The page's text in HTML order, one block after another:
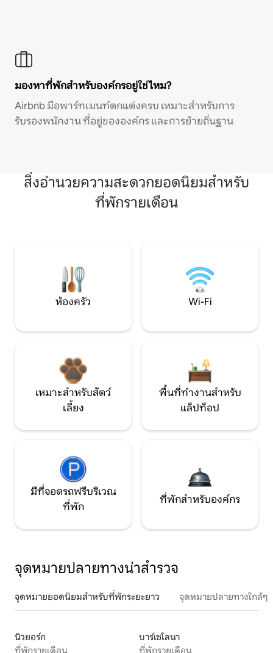
มองหาที่พักสำหรับองค์กรอยู่ใช่ไหม?
Airbnb มีอพาร์ทเมนท์ตกแต่งครบ เหมาะสำหรับการ
รับรองพนักงาน ที่อยู่ขององค์กร และการย้ายถิ่นฐาน
สิ่งอำนวยความสะดวกยอดนิยมสำหรับ
ที่พักรายเดือน
ห้องครัว Wi-Fi
เหมาะสำหรับสัตว์
เลี้ยง
พื้นที่ทำงานสำหรับ
แล็ปท็อป
มีที่จอดรถฟรีบริเวณ
ที่พัก
ที่พักสำหรับองค์กร
จุดหมายปลายทางน่าสำรวจ
จุดหมายยอดนิยมสำหรับที่พักระยะยาว จุดหมายปลายทางใกล้ๆ
นิวยอร์ก
ที่พักรายเดือน
บาร์เซโลนา
ที่พักรายเดือน